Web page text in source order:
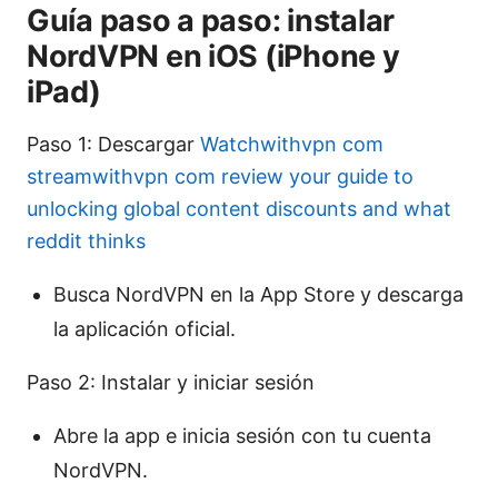
Guía paso a paso: instalar
NordVPN en iOS (iPhone y
iPad)
Paso 1: Descargar Watchwithvpn com
streamwithvpn com review your guide to
unlocking global content discounts and what
reddit thinks
Busca NordVPN en la App Store y descarga
la aplicación oficial.
Paso 2: Instalar y iniciar sesión
Abre la app e inicia sesión con tu cuenta
NordVPN.